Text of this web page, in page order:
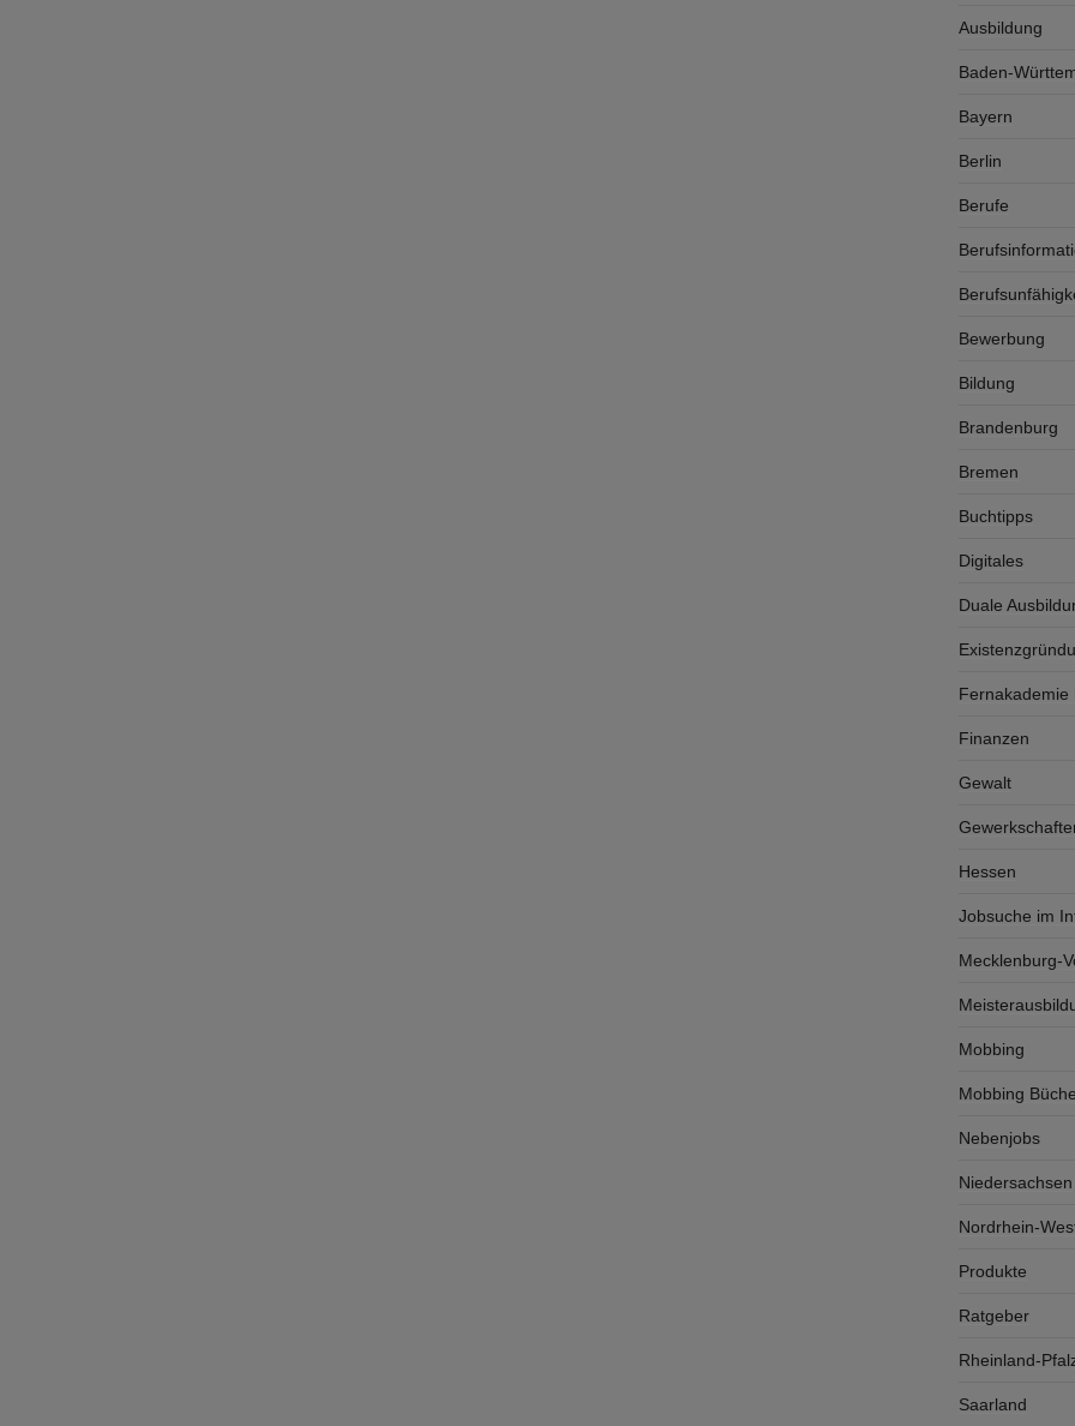
Ausbildung
Baden-
Bayern
Berlin
Berufe
Bewerbung
Bildung
Brandenburg
Bremen
Buchtipps
Digitales
Duale
Fernakademie
Finanzen
Gewalt
Hessen
Jobsuche im
Mecklenburg-
Mobbing
Mobbing
Nebenjobs
Niedersachsen
Nordrhein-
Produkte
Ratgeber
Rheinland-
Saarland